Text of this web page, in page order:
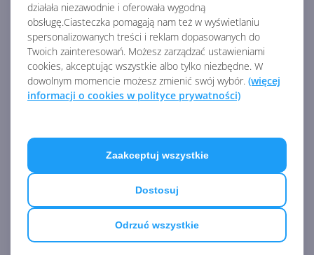
działała niezawodnie i oferowała wygodną
obsługę.Ciasteczka pomagają nam też w wyświetlaniu
spersonalizowanych treści i reklam dopasowanych do
Twoich zainteresowań. Możesz zarządzać ustawieniami
cookies, akceptując wszystkie albo tylko niezbędne. W
dowolnym momencie możesz zmienić swój wybór. (więcej
informacji o cookies w polityce prywatności)
Odrzuć wszystkie
Dostosuj
Zaakceptuj wszystkie